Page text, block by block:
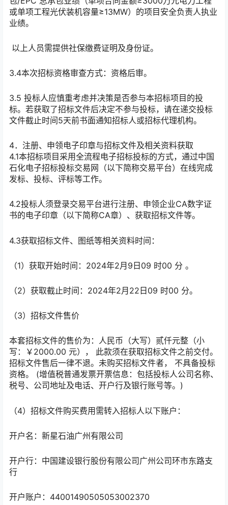
或单项工程光伏装机容量≥13MW）的项目安全负责人执业
业绩。
以上人员需提供社保缴费证明及身份证。
3.4本次招标资格审查方式：资格后审。
3.5 投标人应慎重考虑并决策是否参与本招标项目的投
标。若获取了招标文件后决定不参与投标，请在递交投标
文件截止时间5天前书面通知招标人或招标代理机构。
4．注册、申领电子印章与招标文件及相关资料获取
4.1本招标项目采用全流程电子招标投标的方式，通过中国
石化电子招标投标交易网（以下简称交易平台）在线完成
发标、投标、评标等工作。
4.2投标人须登录交易平台进行注册、申领企业CA数字证
书的电子印章（以下简称CA章）、获取招标文件等。
4.3获取招标文件、图纸等相关资料时间：
（1）获取开始时间：2024年2月9日09 时00 分 。
（2）获取截止时间：2024年2月22日09 时00 分。
（3）招标文件售价
本套招标文件的售价为：人民币（大写）贰仟元整（小
写：￥2000.00 元）， 此款须在获取招标文件之前交付。
招标文件售后一律不退。未购买招标文件者， 不具备投标
资格。 (增值税普通发票开票信息：包括投标人公司名称、
税号、公司地址及电话、开户行及银行账号等。)
（4）招标文件购买费用需转入招标人以下账户：
开户名：新星石油广州有限公司
开户行：中国建设银行股份有限公司广州公司环市东路支
行
开户账户：44001490505053002370